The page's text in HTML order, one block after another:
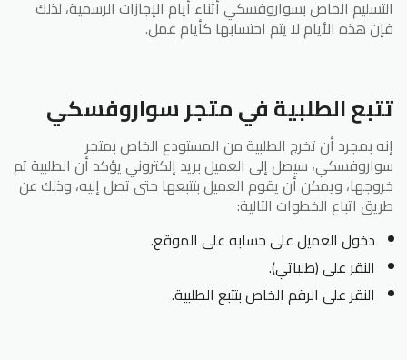
التسليم الخاص بسواروفسكي أثناء أيام الإجازات الرسمية، لذلك
فإن هذه الأيام لا يتم احتسابها كأيام عمل.
تتبع الطلبية في متجر سواروفسكي
إنه بمجرد أن تخرج الطلبية من المستودع الخاص بمتجر
سواروفسكي، سيصل إلى العميل بريد إلكتروني يؤكد أن الطلبية تم
خروجها، ويمكن أن يقوم العميل بتتبعها حتى تصل إليه، وذلك عن
طريق اتباع الخطوات التالية:
دخول العميل على حسابه على الموقع.
النقر على (طلباتي).
النقر على الرقم الخاص بتتبع الطلبية.